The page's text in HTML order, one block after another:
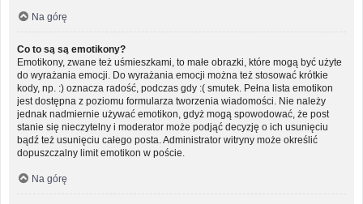
Na górę
Co to są są emotikony?
Emotikony, zwane też uśmieszkami, to małe obrazki, które mogą być użyte
do wyrażania emocji. Do wyrażania emocji można też stosować krótkie
kody, np. :) oznacza radość, podczas gdy :( smutek. Pełna lista emotikon
jest dostępna z poziomu formularza tworzenia wiadomości. Nie należy
jednak nadmiernie używać emotikon, gdyż mogą spowodować, że post
stanie się nieczytelny i moderator może podjąć decyzję o ich usunięciu
bądź też usunięciu całego posta. Administrator witryny może określić
dopuszczalny limit emotikon w poście.
Na górę